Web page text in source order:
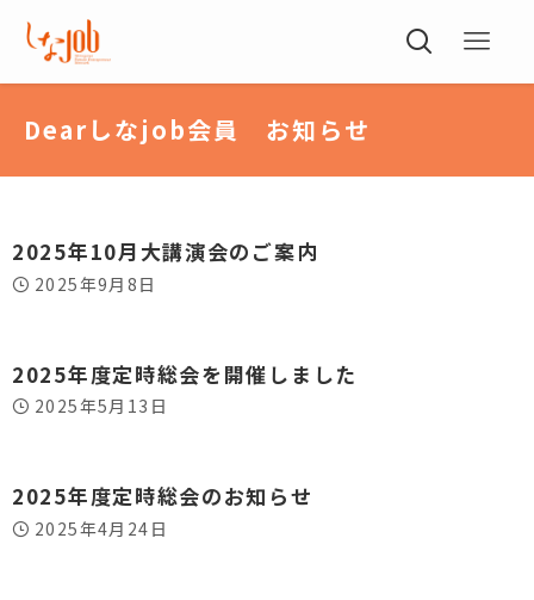
Dearしなjob会員 お知らせ
2025年10月大講演会のご案内
2025年9月8日
2025年度定時総会を開催しました
2025年5月13日
2025年度定時総会のお知らせ
2025年4月24日